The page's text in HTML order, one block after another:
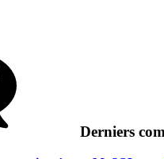
Derniers